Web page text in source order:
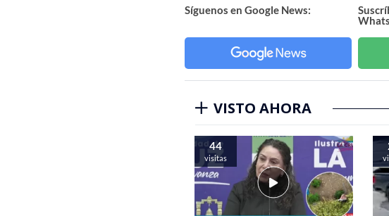
Síguenos en Google News:
VISTO AHORA
44
visitas